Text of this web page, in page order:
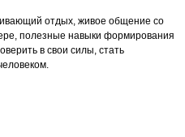
отдых, живое общение со
полезные навыки формирования
в свои силы, стать